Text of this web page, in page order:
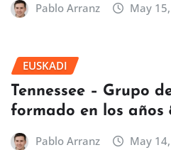
Pablo Arranz May
EUSKADI
Tennessee – Grupo
formado en los años
Pablo Arranz May